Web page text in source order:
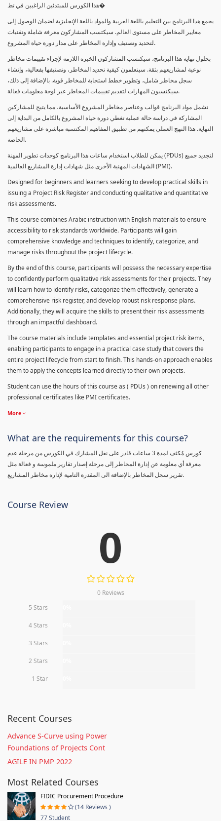
هذا الكورس للمبتدئين الراغبين في تط�
يجمع هذا البرنامج بين التعليم باللغة العربية والمواد باللغة الإنجليزية لضمان الوصول إلى
معايير المخاطر على مستوى العالم. سيكتسب المشاركون معرفة شاملة وتقنيات
لتحديد وتصنيف وإدارة المخاطر على مدار دورة حياة المشروع.
بحلول نهاية هذا البرنامج، سيكتسب المشاركون الخبرة اللازمة لإجراء تقييمات مخاطر
نوعية لمشاريعهم بثقة. سيتعلمون كيفية تحديد المخاطر، وتصنيفها بفعالية، وإنشاء
سجل مخاطر شامل، وتطوير خطط استجابة للمخاطر قوية. بالإضافة إلى ذلك،
سيكتسبون المهارات لتقديم تقييمات المخاطر عبر لوحة معلومات فعالة.
تشمل مواد البرنامج قوالب وعناصر مخاطر المشروع الأساسية، مما يتيح للمشاركين
المشاركة في دراسة حالة عملية تغطي دورة حياة المشروع بالكامل من البداية إلى
النهاية. هذا النهج العملي يمكنهم من تطبيق المفاهيم المكتسبة مباشرة على مشاريعهم
الخاصة.
يمكن للطلاب استخدام ساعات هذا البرنامج كوحدات تطوير المهنة (PDUs) لتجديد جميع
الشهادات المهنية الأخرى مثل شهادات إدارة المشاريع العالمية (PMI).
Designed for beginners and learners seeking to develop practical skills in
issuing a Project Risk Register and conducting qualitative and quantitative
risk assessments.
This course combines Arabic instruction with English materials to ensure
accessibility to risk standards worldwide. Participants will gain
comprehensive knowledge and techniques to identify, categorize, and
manage risks throughout the project lifecycle.
By the end of this course, participants will possess the necessary expertise
to confidently perform qualitative risk assessments for their projects. They
will learn how to identify risks, categorize them effectively, generate a
comprehensive risk register, and develop robust risk response plans.
Additionally, they will acquire the skills to present their risk assessments
through an impactful dashboard.
The course materials include templates and essential project risk items,
enabling participants to engage in a practical case study that covers the
entire project lifecycle from start to finish. This hands-on approach enables
them to apply the concepts learned directly to their own projects.
Student can use the hours of this course as ( PDUs ) on renewing all other
professional certificates like PMI certificates.
More
What are the requirements for this course?
كورس مٌكثف لمدة 3 ساعات قادر على نقل المشارك في الكورس من مرحلة عدم
معرفة أي معلومة عن إدارة المخاطر إلى مرحلة إصدار تقارير ملموسة و فعالة مثل
تقرير سجل المخاطر بالإضافة الى المقدرة التامية لإدارة مخاطر المشاريع.
Course Review
0
0 Reviews
5 Stars
4 Stars
3 Stars
2 Stars
1 Star
Recent Courses
Advance S-Curve using Power
Foundations of Projects Cont
AGILE IN PMP 2022
Most Related Courses
FIDIC Procurement Procedure
(14 Reviews )
77 Student